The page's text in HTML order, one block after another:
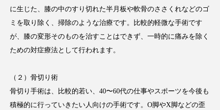
に生じた、膝の中のすり切れた半月板や軟骨のささくれなどのゴ
ミを取り除く、掃除のような治療です。比較的軽微な手術です
が、膝の変形そのものを治すことはできず、一時的に痛みを除く
ための対症療法として行われます。
（２）骨切り術
骨切り手術は、比較的若い、40〜60代の仕事やスポーツを今後も
積極的に行っていきたい人向けの手術です。O脚やX脚などの歪